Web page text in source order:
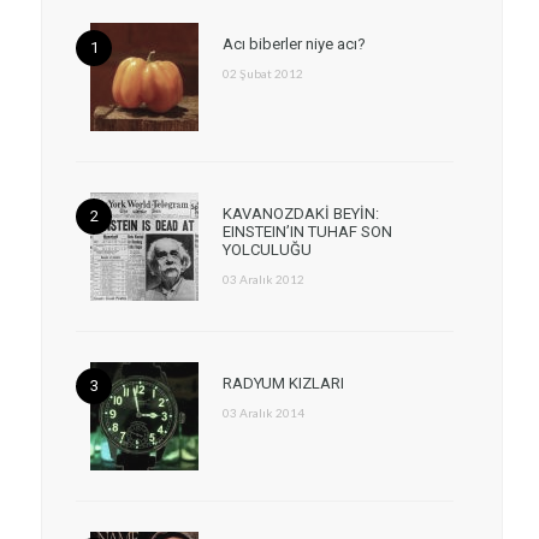
Acı biberler niye acı?
02 Şubat 2012
KAVANOZDAKİ BEYİN:
EINSTEIN’IN TUHAF SON
YOLCULUĞU
03 Aralık 2012
RADYUM KIZLARI
03 Aralık 2014